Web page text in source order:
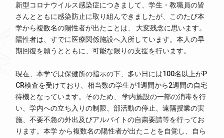
新型コロナウイルス感染症につきまして、学生・教職員の皆
さんとともに感染防止に取り組んできましたが、このたび本
学から複数名の陽性者が出たことは、 大変残念に思います。
陽性者は、すでに医療関係施設へ入所しています。本人の早
期回復を願うとともに、可能な限りの支援を行います。
現在、本学では保健所の指示の下、多い日には100名以上がP
CR検査を受けており、相当数の学生が1週間から2週間の自宅
待機となっています。そのため、 学内施設の一部の消毒を行
い、学内への立ち入りの制限、部活動の停止、遠隔授業の実
施、不要不急の外出及びアルバイトの自粛要請等を行ってお
ります。本学 から複数名の陽性者が出たことを自覚し、自ら